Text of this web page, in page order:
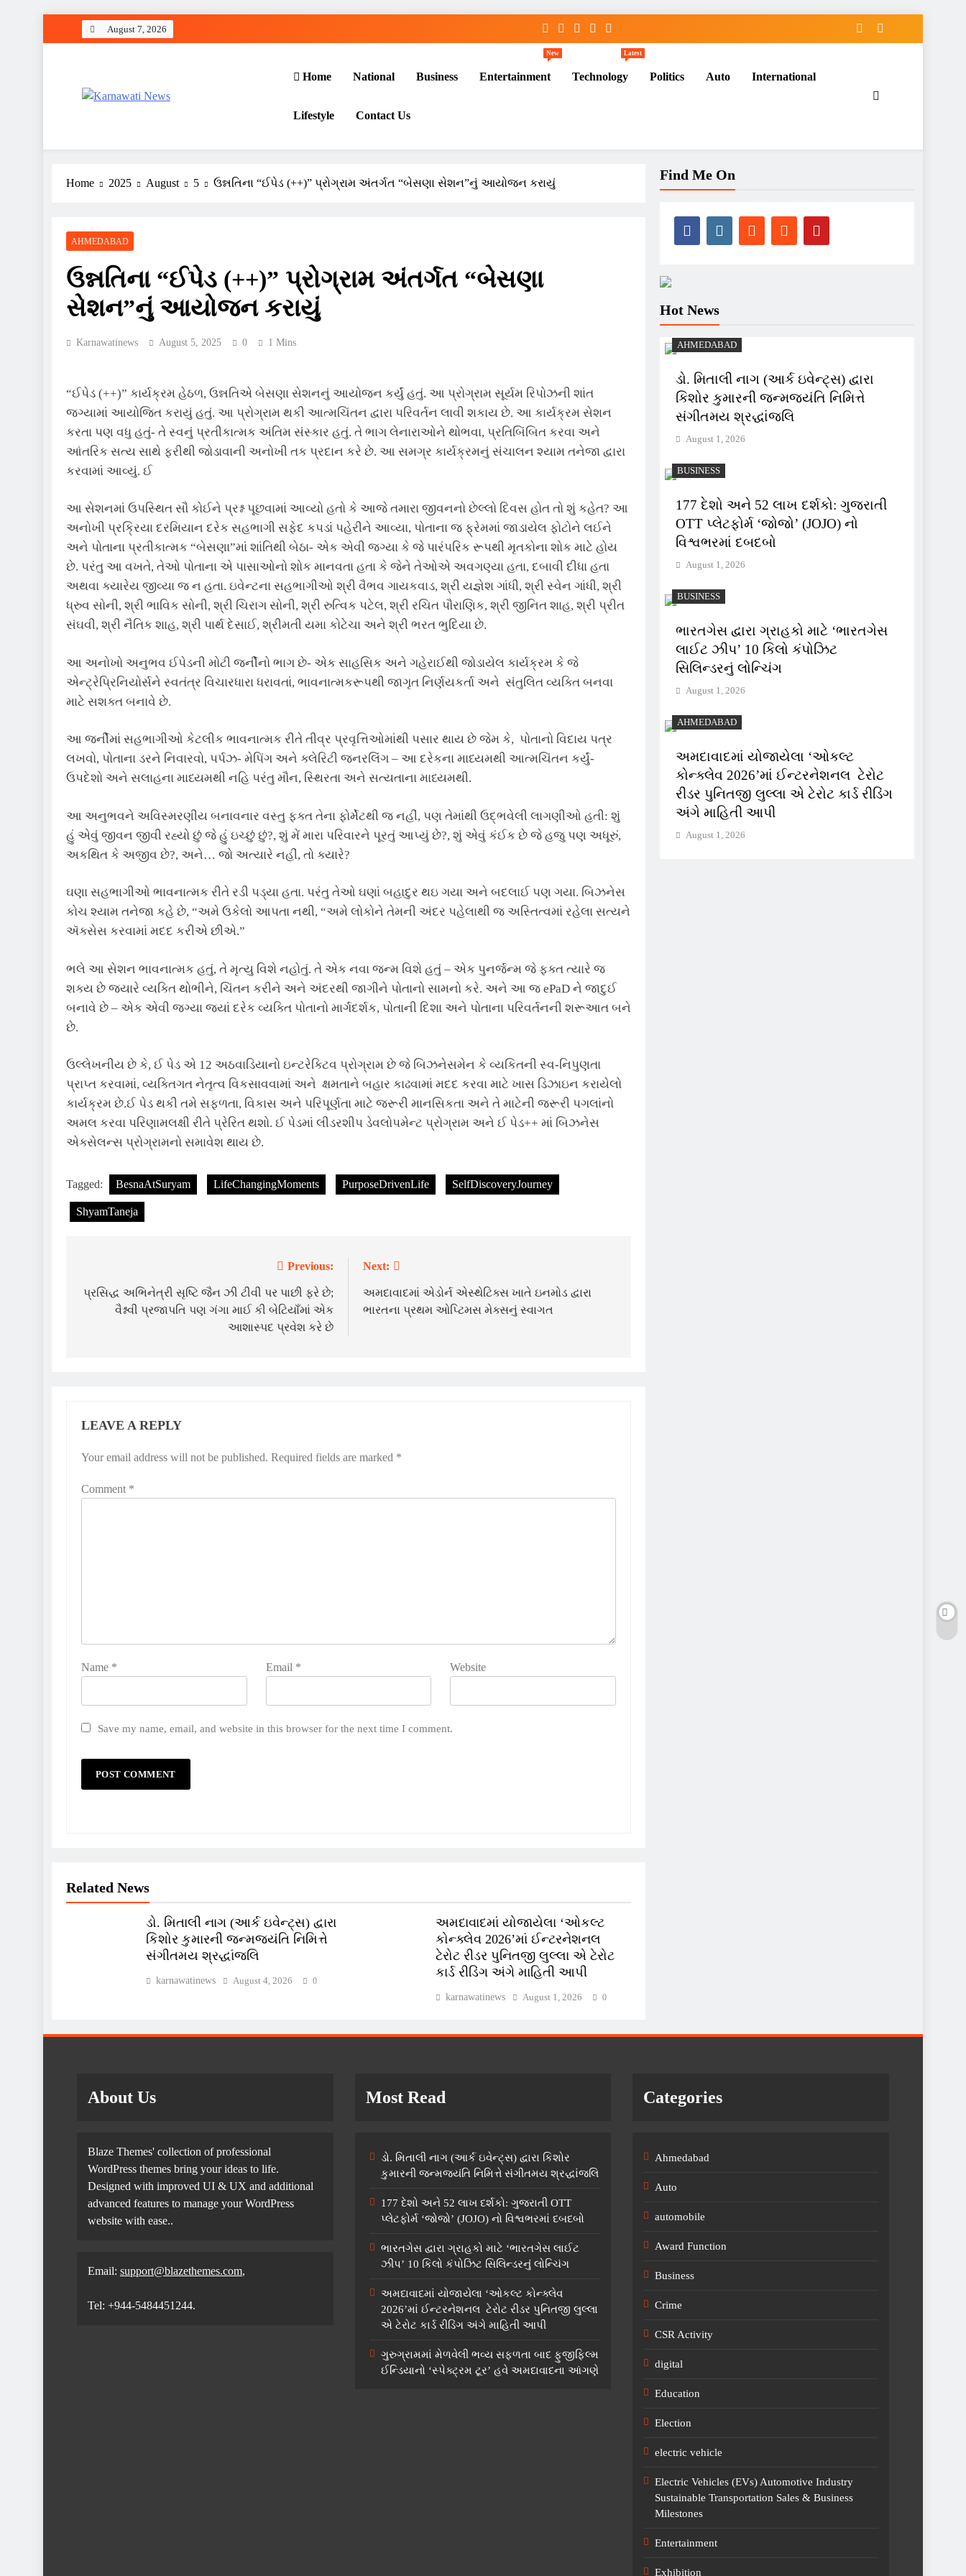
August 7, 2026
Home National Business Entertainment
New
Technology
Latest
Politics Auto International
Lifestyle Contact Us
Home 2025 August 5 ઉન્નતિના “ઈપેડ (++)” પ્રોગ્રામ અંતર્ગત “બેસણા સેશન”નું આયોજન કરાયું
AHMEDABAD
ઉન્નતિના “ઈપેડ (++)” પ્રોગ્રામ અંતર્ગત “બેસણા
સેશન”નું આયોજન કરાયું
Karnawatinews August 5, 2025 0 1 Mins
“ઈપેડ (++)” કાર્યક્રમ હેઠળ, ઉન્નતિએ બેસણા સેશનનું આયોજન કર્યું હતું. આ પ્રોગ્રામ સૂર્યમ રિપોઝની શાંત
જગ્યામાં આયોજિત કરાયું હતું. આ પ્રોગ્રામ થકી આત્મચિંતન દ્વારા પરિવર્તન લાવી શકાય છે. આ કાર્યક્રમ સેશન
કરતા પણ વધુ હતું- તે સ્વનું પ્રતીકાત્મક અંતિમ સંસ્કાર હતું. તે ભાગ લેનારાઓને થોભવા, પ્રતિબિંબિત કરવા અને
આંતરિક સત્ય સાથે ફરીથી જોડાવાની અનોખી તક પ્રદાન કરે છે. આ સમગ્ર કાર્યક્રમનું સંચાલન શ્યામ તનેજા દ્વારા
કરવામાં આવ્યું. ઈ
આ સેશનમાં ઉપસ્થિત સૌ કોઈને પ્રશ્ન પૂછવામાં આવ્યો હતો કે આજે તમારા જીવનનો છેલ્લો દિવસ હોત તો શું કહેત? આ
અનોખી પ્રક્રિયા દરમિયાન દરેક સહભાગી સફેદ કપડાં પહેરીને આવ્યા, પોતાના જ ફ્રેમમાં જાડાયેલ ફોટોને લઈને
અને પોતાના પ્રતીકાત્મક “બેસણા”માં શાંતિથી બેઠા- એક એવી જગ્યા કે જે પારંપરિક રૂપથી મૃતકોના શોક માટે હોય
છે. પરંતુ આ વખતે, તેઓ પોતાના એ પાસાઓનો શોક માનવતા હતા કે જેને તેઓએ અવગણ્યા હતા, દબાવી દીધા હતા
અથવા ક્યારેય જીવ્યા જ ન હતા. ઇવેન્ટના સહભાગીઓ શ્રી વૈભવ ગાયકવાડ, શ્રી યજ્ઞેશ ગાંધી, શ્રી સ્વેન ગાંધી, શ્રી
ધ્રુવ સોની, શ્રી ભાવિક સોની, શ્રી ચિરાગ સોની, શ્રી રુત્વિક પટેલ, શ્રી રચિત પૌરાણિક, શ્રી જીનિત શાહ, શ્રી પ્રીત
સંઘવી, શ્રી નૈતિક શાહ, શ્રી પાર્થ દેસાઈ, શ્રીમતી યમા કોટેચા અને શ્રી ભરત ભુદિયા છે.
આ અનોખો અનુભવ ઈપેડની મોટી જર્નીનો ભાગ છે- એક સાહસિક અને ગહેરાઈથી જોડાયેલ કાર્યક્રમ કે જે
એન્ટ્રેપ્રિનિયોર્સને સ્વતંત્ર વિચારધારા ધરાવતાં, ભાવનાત્મકરૂપથી જાગૃત નિર્ણયકર્તા અને સંતુલિત વ્યક્તિ બનવા
માટે સશક્ત બનાવે છે.
આ જર્નીમાં સહભાગીઓ કેટલીક ભાવનાત્મક રીતે તીવ્ર પ્રવૃત્તિઓમાંથી પસાર થાય છે જેમ કે, પોતાનો વિદાય પત્ર
લખવો, પોતાના ડરને નિવારવો, પર્પઝ- મેપિંગ અને ક્લેરિટી જનરલિંગ – આ દરેકના માધ્યમથી આત્મચિંતન કર્યું-
ઉપદેશો અને સલાહના માધ્યમથી નહિ પરંતુ મૌન, સ્થિરતા અને સત્યતાના માધ્યમથી.
આ અનુભવને અવિસ્મરણીય બનાવનાર વસ્તુ ફક્ત તેના ફોર્મેટથી જ નહીં, પણ તેમાંથી ઉદ્ભવેલી લાગણીઓ હતી: શું
હું એવું જીવન જીવી રહ્યો છું જે હું ઇચ્છું છું?, શું મેં મારા પરિવારને પૂરતું આપ્યું છે?, શું એવું કંઈક છે જે હજુ પણ અધૂરું,
અકથિત કે અજીવ છે?, અને… જો અત્યારે નહીં, તો ક્યારે?
ઘણા સહભાગીઓ ભાવનાત્મક રીતે રડી પડ્યા હતા. પરંતુ તેઓ ઘણાં બહાદુર થઇ ગયા અને બદલાઈ પણ ગયા. બિઝનેસ
કોચ શ્યામ તનેજા કહે છે, “અમે ઉકેલો આપતા નથી, “અમે લોકોને તેમની અંદર પહેલાથી જ અસ્તિત્વમાં રહેલા સત્યને
ઍક્સેસ કરવામાં મદદ કરીએ છીએ.”
ભલે આ સેશન ભાવનાત્મક હતું, તે મૃત્યુ વિશે નહોતું. તે એક નવા જન્મ વિશે હતું – એક પુનર્જન્મ જે ફક્ત ત્યારે જ
શક્ય છે જ્યારે વ્યક્તિ થોભીને, ચિંતન કરીને અને અંદરથી જાગીને પોતાનો સામનો કરે. અને આ જ ePaD ને જાદુઈ
બનાવે છે – એક એવી જગ્યા જ્યાં દરેક વ્યક્તિ પોતાનો માર્ગદર્શક, પોતાની દિશા અને પોતાના પરિવર્તનની શરૂઆત બને
છે.
ઉલ્લેખનીય છે કે, ઈ પેડ એ 12 અઠવાડિયાનો ઇન્ટરેક્ટિવ પ્રોગ્રામ છે જે બિઝનેસમેન કે વ્યકિતની સ્વ-નિપુણતા
પ્રાપ્ત કરવામાં, વ્યક્તિગત નેતૃત્વ વિકસાવવામાં અને ક્ષમતાને બહાર કાઢવામાં મદદ કરવા માટે ખાસ ડિઝાઇન કરાયેલો
કાર્યક્રમ છે.ઈ પેડ થકી તમે સફળતા, વિકાસ અને પરિપૂર્ણતા માટે જરૂરી માનસિકતા અને તે માટેની જરૂરી પગલાંનો
અમલ કરવા પરિણામલક્ષી રીતે પ્રેરિત થશો. ઈ પેડમાં લીડરશીપ ડેવલોપમેન્ટ પ્રોગ્રામ અને ઈ પેડ++ માં બિઝનેસ
એક્સેલન્સ પ્રોગ્રામનો સમાવેશ થાય છે.
Tagged: BesnaAtSuryam LifeChangingMoments PurposeDrivenLife SelfDiscoveryJourney
ShyamTaneja
navigation
Previous:
પ્રસિદ્ધ અભિનેત્રી સૃષ્ટિ જૈન ઝી ટીવી પર પાછી ફરે છે;
વૈશ્નવી પ્રજાપતિ પણ ગંગા માઈ કી બેટિયાઁમાં એક
આશાસ્પદ પ્રવેશ કરે છે
Next:
અમદાવાદમાં એડોર્ન એસ્થેટિક્સ ખાતે ઇનમોડ દ્વારા
ભારતના પ્રથમ ઓપ્ટિમસ મેક્સનું સ્વાગત
LEAVE A REPLY
Your email address will not be published. Required fields are marked *
Comment *
Name * Email * Website
Save my name, email, and website in this browser for the next time I comment.
Related News
ડો. મિતાલી નાગ (આર્ક ઇવેન્ટ્સ) દ્વારા
કિશોર કુમારની જન્મજયંતિ નિમિત્તે
સંગીતમય શ્રદ્ધાંજલિ
karnawatinews August 4, 2026 0
અમદાવાદમાં યોજાયેલા ‘ઓકલ્ટ
કોન્ક્લેવ 2026’માં ઈન્ટરનેશનલ
ટેરોટ રીડર પુનિતજી લુલ્લા એ ટેરોટ
કાર્ડ રીડિંગ અંગે માહિતી આપી
karnawatinews August 1, 2026 0
Find Me On
Hot News
AHMEDABAD
ડો. મિતાલી નાગ (આર્ક ઇવેન્ટ્સ) દ્વારા
કિશોર કુમારની જન્મજયંતિ નિમિત્તે
સંગીતમય શ્રદ્ધાંજલિ
August 1, 2026
BUSINESS
177 દેશો અને 52 લાખ દર્શકો: ગુજરાતી
OTT પ્લેટફોર્મ ‘જોજો’ (JOJO) નો
વિશ્વભરમાં દબદબો
August 1, 2026
BUSINESS
ભારતગેસ દ્વારા ગ્રાહકો માટે ‘ભારતગેસ
લાઈટ ઝીપ’ 10 કિલો કંપોઝિટ
સિલિન્ડરનું લોન્ચિંગ
August 1, 2026
AHMEDABAD
અમદાવાદમાં યોજાયેલા ‘ઓકલ્ટ
કોન્ક્લેવ 2026’માં ઈન્ટરનેશનલ ટેરોટ
રીડર પુનિતજી લુલ્લા એ ટેરોટ કાર્ડ રીડિંગ
અંગે માહિતી આપી
August 1, 2026
About Us
Blaze Themes' collection of professional
WordPress themes bring your ideas to life.
Designed with improved UI & UX and additional
advanced features to manage your WordPress
website with ease..
Email: support@blazethemes.com,
Tel: +944-5484451244.
Most Read
ડો. મિતાલી નાગ (આર્ક ઇવેન્ટ્સ) દ્વારા કિશોર
કુમારની જન્મજયંતિ નિમિત્તે સંગીતમય શ્રદ્ધાંજલિ
177 દેશો અને 52 લાખ દર્શકો: ગુજરાતી OTT
પ્લેટફોર્મ ‘જોજો’ (JOJO) નો વિશ્વભરમાં દબદબો
ભારતગેસ દ્વારા ગ્રાહકો માટે ‘ભારતગેસ લાઈટ
ઝીપ’ 10 કિલો કંપોઝિટ સિલિન્ડરનું લોન્ચિંગ
અમદાવાદમાં યોજાયેલા ‘ઓકલ્ટ કોન્ક્લેવ
2026’માં ઈન્ટરનેશનલ ટેરોટ રીડર પુનિતજી લુલ્લા
એ ટેરોટ કાર્ડ રીડિંગ અંગે માહિતી આપી
ગુરુગ્રામમાં મેળવેલી ભવ્ય સફળતા બાદ ફુજીફિલ્મ
ઈન્ડિયાનો ‘સ્પેક્ટ્રમ ટૂર’ હવે અમદાવાદના આંગણે
Categories
Ahmedabad
Auto
automobile
Award Function
Business
Crime
CSR Activity
digital
Education
Election
electric vehicle
Electric Vehicles (EVs) Automotive Industry
Sustainable Transportation Sales & Business
Milestones
Entertainment
Exhibition